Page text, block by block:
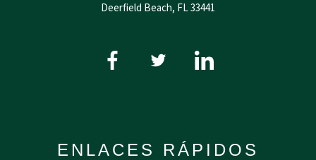
Deerfield Beach, FL 33441
ENLACES RÁPIDOS